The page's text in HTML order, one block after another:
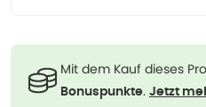
Mit dem Kauf dieses
Bonuspunkte. Jetzt